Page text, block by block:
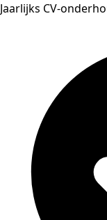
Jaarlijks CV-